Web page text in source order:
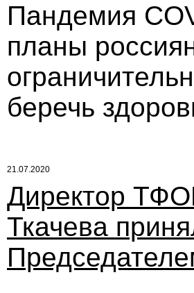
Пандемия
планы
беречь
21.07.2020
Директор
Ткачева